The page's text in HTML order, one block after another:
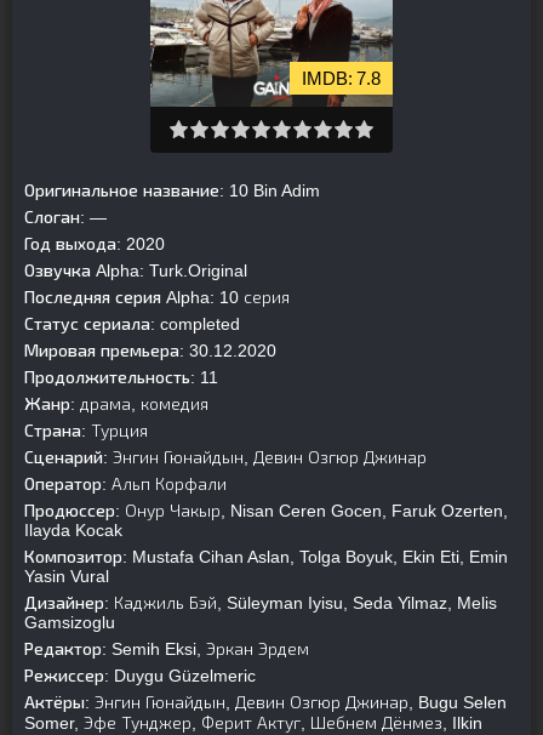
7.8
Оригинальное название: 10 Bin Adim
Слоган: —
Год выхода: 2020
Озвучка Alpha: Turk.Original
Последняя серия Alpha: 10 серия
Статус сериала: completed
Мировая премьера: 30.12.2020
Продолжительность: 11
Жанр: драма, комедия
Страна: Турция
Сценарий: Энгин Гюнайдын, Девин Озгюр Джинар
Оператор: Альп Корфали
Продюссер: Онур Чакыр, Nisan Ceren Gocen, Faruk Ozerten,
Ilayda Kocak
Композитор: Mustafa Cihan Aslan, Tolga Boyuk, Ekin Eti, Emin
Yasin Vural
Дизайнер: Каджиль Бэй, Süleyman Iyisu, Seda Yilmaz, Melis
Gamsizoglu
Редактор: Semih Eksi, Эркан Эрдем
Режиссер: Duygu Güzelmeric
Актёры: Энгин Гюнайдын, Девин Озгюр Джинар, Bugu Selen
Somer, Эфе Тунджер, Ферит Актуг, Шебнем Дёнмез, Ilkin